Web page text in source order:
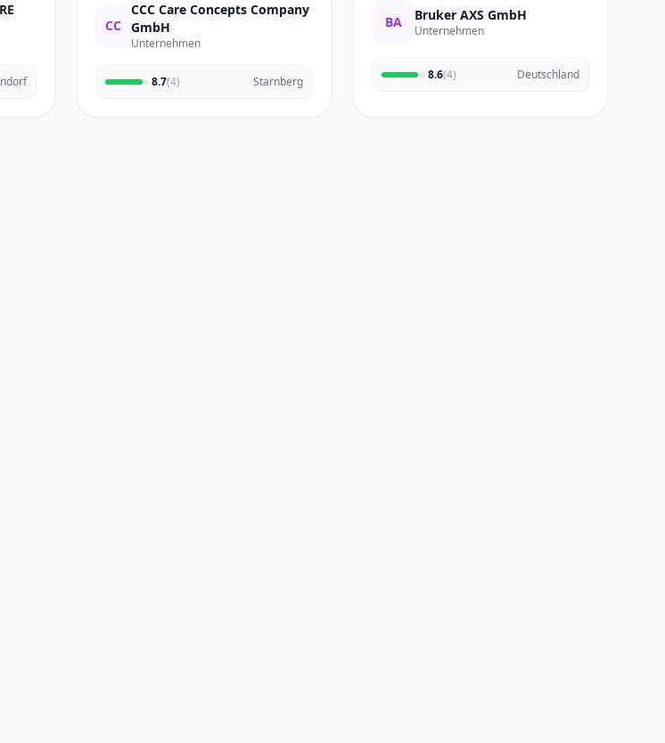
CC
CCC Care Concepts Company
GmbH
Unternehmen
8.7(4) Starnberg
BA Bruker AXS GmbH
Unternehmen
8.6(4) Deutschland